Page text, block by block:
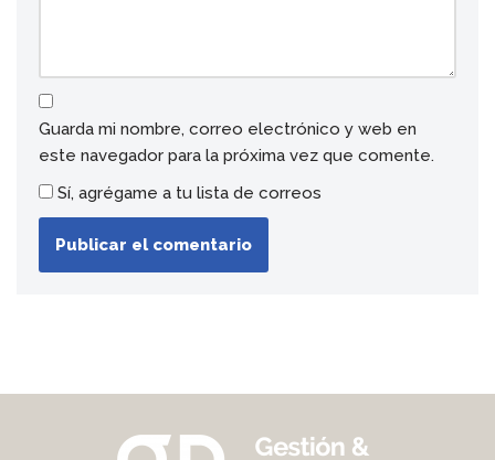
Guarda mi nombre, correo electrónico y web en
este navegador para la próxima vez que comente.
Sí, agrégame a tu lista de correos